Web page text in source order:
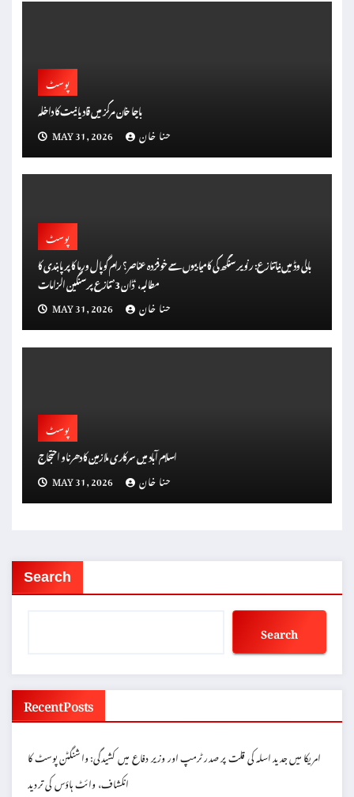
پوسٹ
باچا خان مرکز میں قادیانیت کا داخلہ
MAY 31, 2026
حنا خان
پوسٹ
بالی وڈ میں نیا تنازع: رنویر سنگھ کی کامیابیوں سے خوفزدہ عناصر؟ رام گوپال ورما کا پر پابندی کا
مطالبہ، ‘ڈان 3’ تنازع پر سنگین الزامات
MAY 31, 2026
حنا خان
پوسٹ
اسلام آباد میں سرکاری ملازمین کا دھرنا و احتجاج
MAY 31, 2026
حنا خان
Search
Search
Recent Posts
امریکا میں جدید اسلہ کی قلت پر صدر ٹرمپ اور وزیر دفاع میں کشیدگی: واشنگٹن پوسٹ کا
انکشاف، وائٹ ہاؤس کی تردید